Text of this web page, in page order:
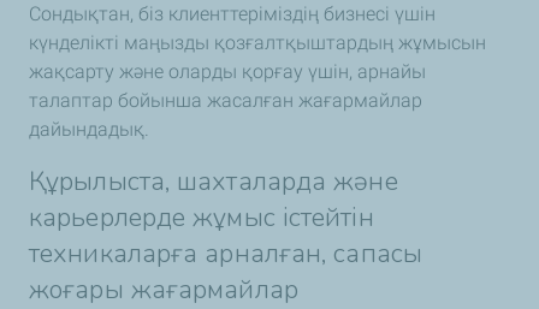
Сондықтан, біз клиенттеріміздің бизнесі үшін
күнделікті маңызды қозғалтқыштардың жұмысын
жақсарту және оларды қорғау үшін, арнайы
талаптар бойынша жасалған жағармайлар
дайындадық.
Құрылыста, шахталарда және
карьерлерде жұмыс істейтін
техникаларға арналған, сапасы
жоғары жағармайлар